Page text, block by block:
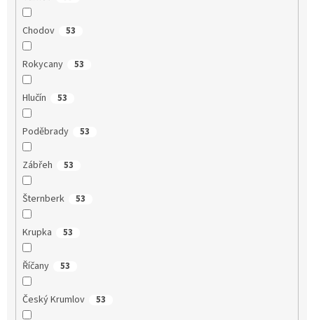
Chodov 53
Rokycany 53
Hlučín 53
Poděbrady 53
Zábřeh 53
Šternberk 53
Krupka 53
Říčany 53
Český Krumlov 53